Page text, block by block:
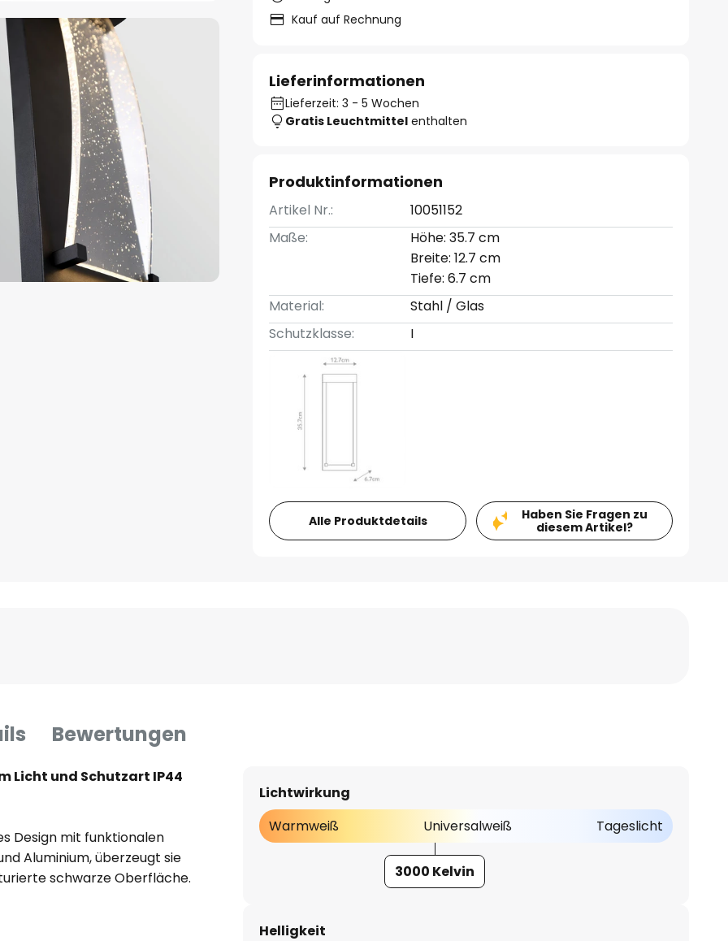
Kauf auf Rechnung
Lieferinformationen
Lieferzeit: 3 - 5 Wochen
Gratis Leuchtmittel enthalten
Produktinformationen
Artikel Nr.:
10051152
Maße:
Höhe: 35.7 cm
Breite: 12.7 cm
Tiefe: 6.7 cm
Material:
Stahl / Glas
Schutzklasse:
I
Alle Produktdetails
Haben Sie Fragen zu
diesem Artikel?
Bewertungen
Licht und Schutzart IP44
Design mit funktionalen
Aluminium, überzeugt sie
schwarze Oberfläche.
Lichtwirkung
Warmweiß
Universalweiß Tageslicht
3000 Kelvin
Helligkeit